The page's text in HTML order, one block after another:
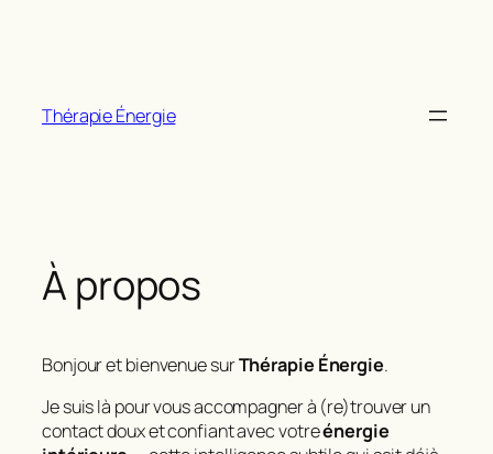
Thérapie Énergie
À propos
Bonjour et bienvenue surThérapie Énergie.
Je suis là pour vous accompagner à (re)trouver un
contact doux et confiant avec votreénergie